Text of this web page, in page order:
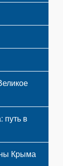
путь в
Крыма